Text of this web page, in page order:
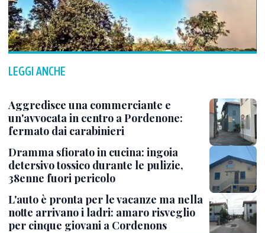
LEGGI ANCHE
Aggredisce una commerciante e
un'avvocata in centro a Pordenone:
fermato dai carabinieri
Dramma sfiorato in cucina: ingoia
detersivo tossico durante le pulizie,
38enne fuori pericolo
L'auto è pronta per le vacanze ma nella
notte arrivano i ladri: amaro risveglio
per cinque giovani a Cordenons